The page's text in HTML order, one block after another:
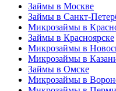
Займы в Москве
Займы в Санкт-
Микрозаймы в
Займы в Красноярске
Микрозаймы в
Микрозаймы в
Займы в Омске
Микрозаймы в